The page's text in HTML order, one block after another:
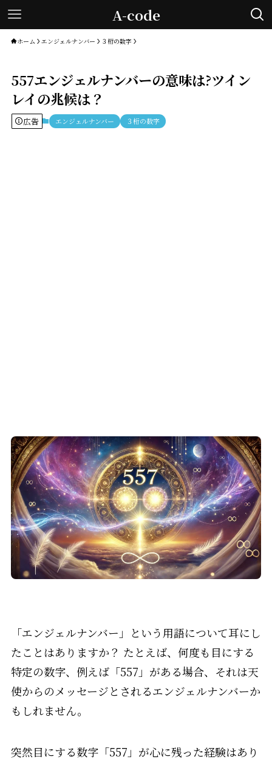
A-code
ホーム エンジェルナンバー ３桁の数字
557エンジェルナンバーの意味は?ツイン
レイの兆候は？
広告 エンジェルナンバー ３桁の数字
「エンジェルナンバー」という用語について耳にし
たことはありますか？ たとえば、何度も目にする
特定の数字、例えば「557」がある場合、それは天
使からのメッセージとされるエンジェルナンバーか
もしれません。
突然目にする数字「557」が心に残った経験はあり